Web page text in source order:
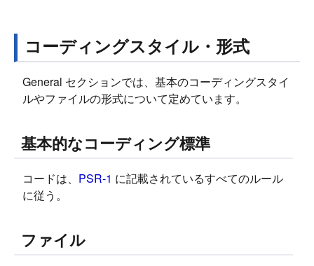
コーディングスタイル・形式
General セクションでは、基本のコーディングスタイ
ルやファイルの形式について定めています。
基本的なコーディング標準
コードは、 PSR-1 に記載されているすべてのルール
に従う。
ファイル